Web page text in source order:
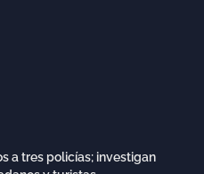
a tres policías; investigan